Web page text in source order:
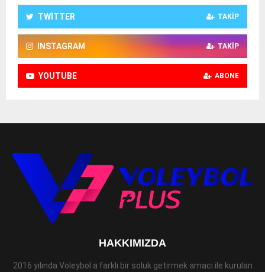
TWITTER TAKIP
INSTAGRAM TAKIP
YOUTUBE ABONE
HAKKIMIZDA
2016 yılında Voleybol a farklı bir soluk getirmek amacı ile kurulan